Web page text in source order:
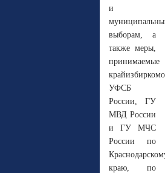
и
выборам, а
также меры,
принимаемые
УФСБ
России, ГУ
МВД России
и ГУ МЧС
России по
краю, по